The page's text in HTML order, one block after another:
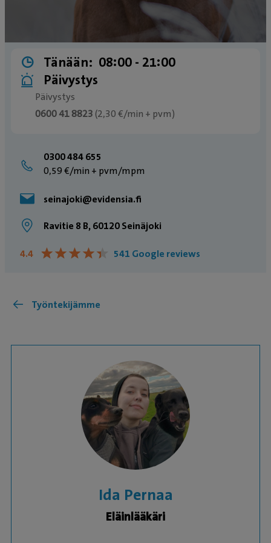
Tänään: 08:00 ­- 21:00
Päivystys
Päivystys
0600 41 8823 (2,30 €/min + pvm)
päivystyksen sulkeutumista
0300 484 655
0,59 €/min + pvm/mpm
seinajoki@evidensia.fi
Ravitie 8 B, 60120 Seinäjoki
4.4 ★★★★★
★★★★★ 541 Google reviews
Työntekijämme
Ida Pernaa
Eläinlääkäri